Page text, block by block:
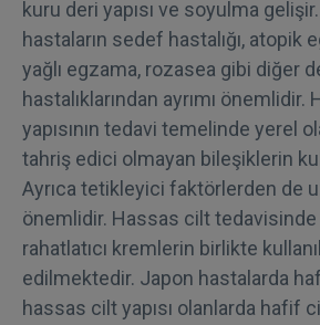
kuru deri yapısı ve soyulma
hastaların sedef hastalığı, atopik
yağlı egzama, rozasea gibi diğer
hastalıklarından ayrımı
yapısının tedavi temelinde yerel
tahriş edici olmayan bileşiklerin
Ayrıca tetikleyici faktörlerden de
önemlidir. Hassas cilt
rahatlatıcı kremlerin birlikte
edilmektedir. Japon hastalarda
hassas cilt yapısı olanlarda hafif